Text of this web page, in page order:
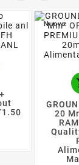
1.50
Nuovo
20